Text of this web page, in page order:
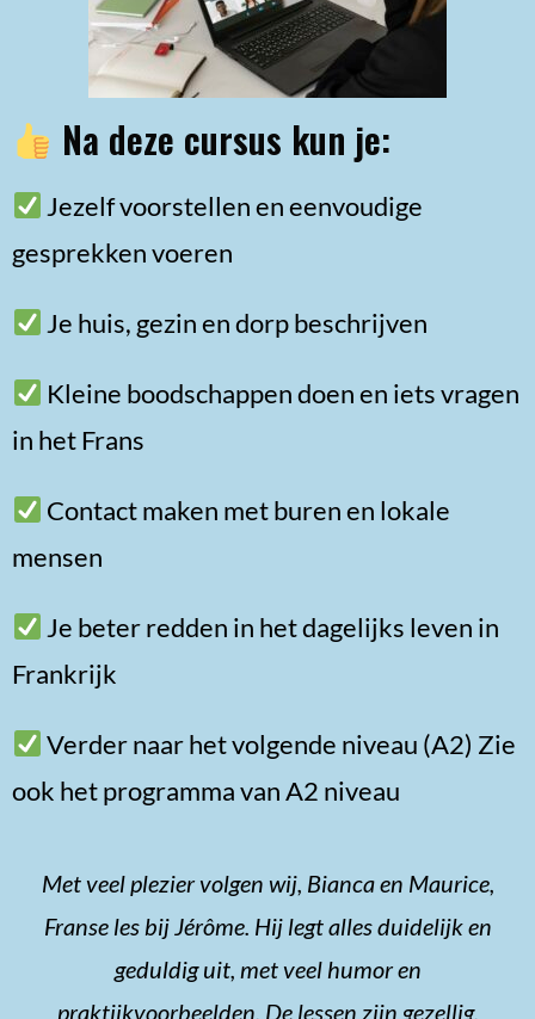
Na deze cursus kun je:
Jezelf voorstellen en eenvoudige
gesprekken voeren
Je huis, gezin en dorp beschrijven
Kleine boodschappen doen en iets vragen
in het Frans
Contact maken met buren en lokale
mensen
Je beter redden in het dagelijks leven in
Frankrijk
Verder naar het volgende niveau (A2) Zie
ook het programma van A2 niveau
Met veel plezier volgen wij, Bianca en Maurice,
Franse les bij Jérôme. Hij legt alles duidelijk en
geduldig uit, met veel humor en
praktijkvoorbeelden. De lessen zijn gezellig,